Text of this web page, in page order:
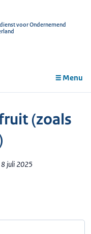
voor Ondernemend
Menu
(zoals
8 juli 2025